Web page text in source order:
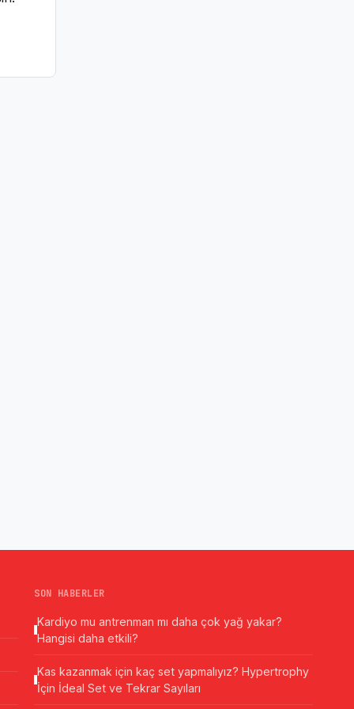
SON HABERLER
Kardiyo mu antrenman mı daha çok yağ yakar?
Hangisi daha etkili?
Kas kazanmak için kaç set yapmalıyız? Hypertrophy
İçin İdeal Set ve Tekrar Sayıları